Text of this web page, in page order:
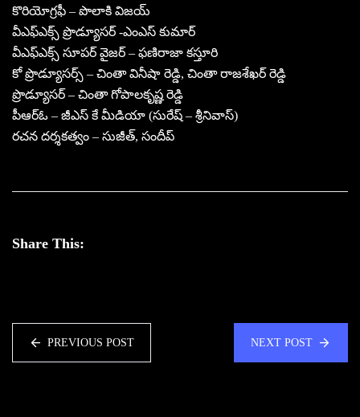
కొరియోగ్రఫీ – పొలాకి విజయ్
వీఎఫ్ఎక్స్ ప్రొడ్యూసర్ -ఎంఎస్ కుమార్
వీఎఫ్ఎక్స్ సూపర్ వైజర్ – ఫణిరాజా కస్తూరి
కో ప్రొడ్యూసర్స్ – చింతా వినీషా రెడ్డి, చింతా రాజశేఖర్ రెడ్డి
ప్రొడ్యూసర్ – చింతా గోపాలకృష్ణ రెడ్డి
పీఆర్ఓ – జీఎస్ కే మీడియా (సురేష్ – శ్రీనివాస్)
రచన దర్శకత్వం – సుజీత్, సందీప్
Share This:
PREVIOUS POST NEXT POST